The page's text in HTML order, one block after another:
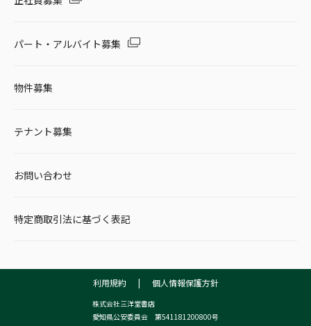
パート・アルバイト募集
物件募集
テナント募集
お問い合わせ
特定商取引法に基づく表記
利用規約 | 個人情報保護方針
株式会社三洋堂書店
愛知県公安委員会 第541181200800号